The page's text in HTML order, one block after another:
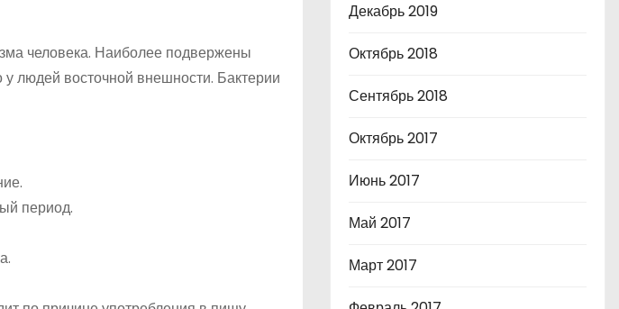
человека. Наиболее подвержены
людей восточной внешности. Бактерии
период.
Декабрь 2019
Октябрь 2018
Сентябрь 2018
Октябрь 2017
Июнь 2017
Май 2017
Март 2017